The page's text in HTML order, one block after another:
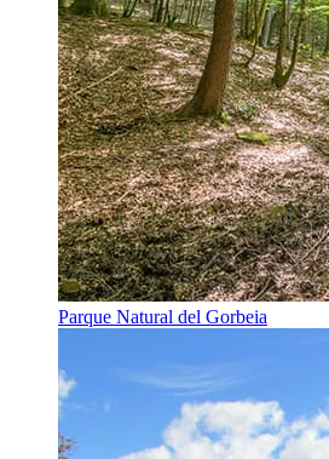
Parque Natural del Gorbeia